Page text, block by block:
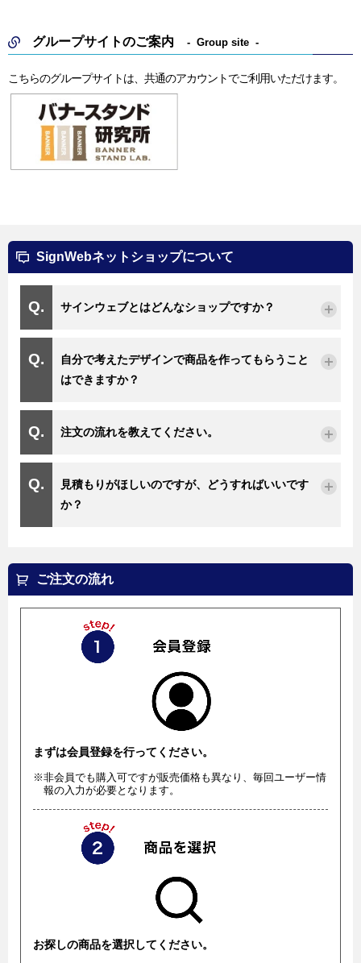
グループサイトのご案内 Group site
こちらのグループサイトは、共通のアカウントでご利用いただけます。
SignWebネットショップについて
サインウェブとはどんなショップですか？
自分で考えたデザインで商品を作ってもらうこと
はできますか？
注文の流れを教えてください。
見積もりがほしいのですが、どうすればいいです
か？
ご注文の流れ
まずは会員登録を行ってください。
※非会員でも購入可ですが販売価格も異なり、毎回ユーザー情
報の入力が必要となります。
お探しの商品を選択してください。